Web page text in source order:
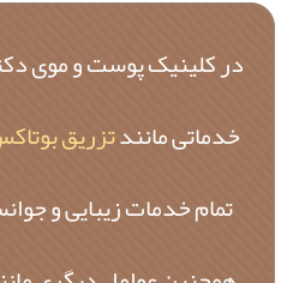
در کلینیک پوست و موی
خدماتی مانندتزریق
تمام خدمات زیبایی و